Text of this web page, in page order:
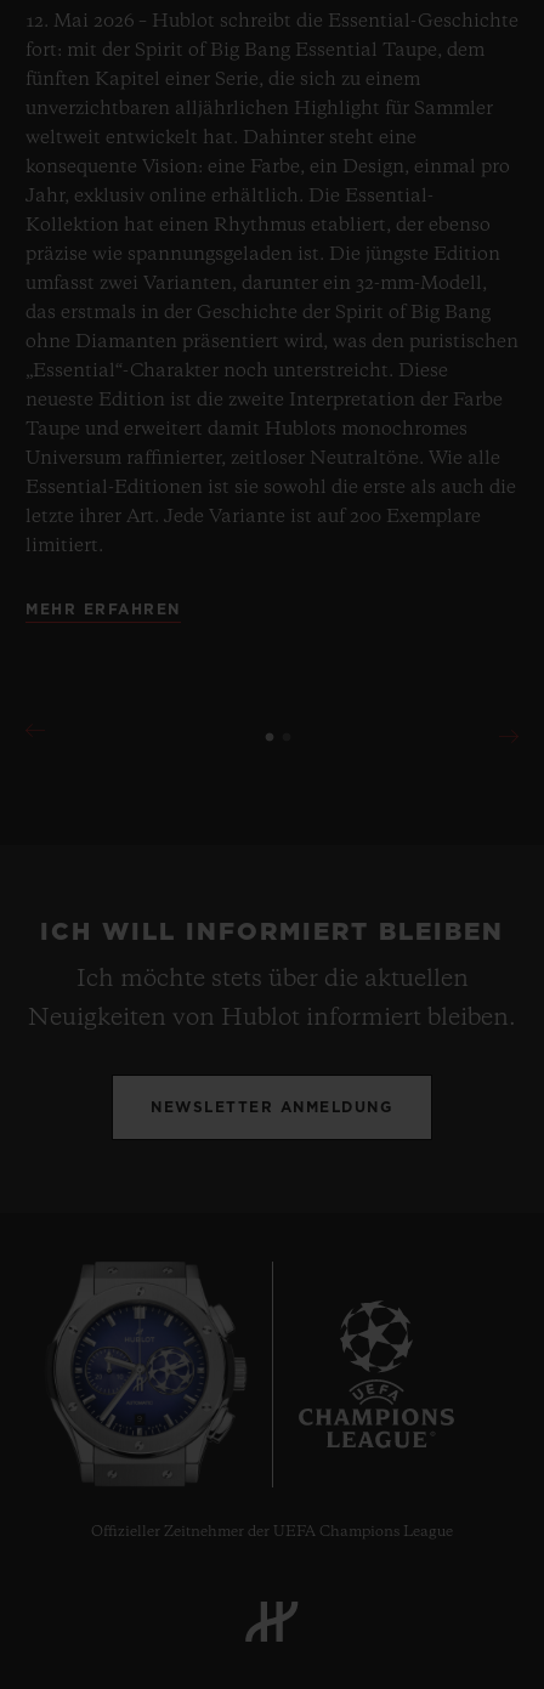
12. Mai 2026 – Hublot schreibt die Essential-Geschichte
fort: mit der Spirit of Big Bang Essential Taupe, dem
fünften Kapitel einer Serie, die sich zu einem
unverzichtbaren alljährlichen Highlight für Sammler
weltweit entwickelt hat. Dahinter steht eine
konsequente Vision: eine Farbe, ein Design, einmal pro
Jahr, exklusiv online erhältlich. Die Essential-
Kollektion hat einen Rhythmus etabliert, der ebenso
präzise wie spannungsgeladen ist. Die jüngste Edition
umfasst zwei Varianten, darunter ein 32-mm-Modell,
das erstmals in der Geschichte der Spirit of Big Bang
ohne Diamanten präsentiert wird, was den puristischen
„Essential“-Charakter noch unterstreicht. Diese
neueste Edition ist die zweite Interpretation der Farbe
Taupe und erweitert damit Hublots monochromes
Universum raffinierter, zeitloser Neutraltöne. Wie alle
Essential-Editionen ist sie sowohl die erste als auch die
letzte ihrer Art. Jede Variante ist auf 200 Exemplare
limitiert.
MEHR ERFAHREN
ICH WILL INFORMIERT BLEIBEN
Ich möchte stets über die aktuellen
Neuigkeiten von Hublot informiert bleiben.
NEWSLETTER ANMELDUNG
Offizieller Zeitnehmer der UEFA Champions League